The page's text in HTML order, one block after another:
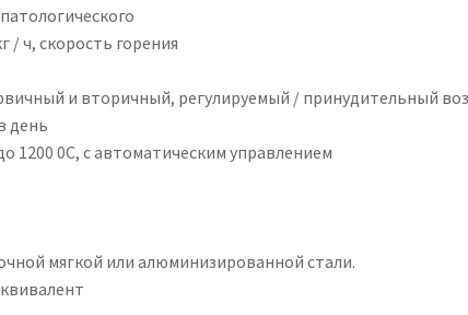
/ ч, скорость горения
и вторичный, регулируемый / принудительный
день
1200 0C, с автоматическим управлением
мягкой или алюминизированной стали.